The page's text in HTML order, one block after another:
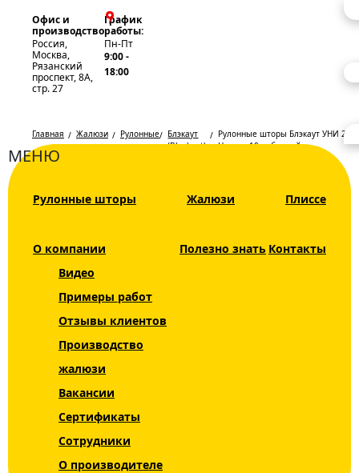
Офис и
производство
Россия,
Москва,
Рязанский
проспект, 8А,
стр. 27
График
работы:
Пн-Пт
9:00 -
18:00
МЕНЮ
Рулонные шторы Жалюзи Плиссе
О компании
Видео
Примеры работ
Отзывы клиентов
Производство
жалюзи
Вакансии
Сертификаты
Сотрудники
О производителе
Полезно знать Контакты
Главная Жалюзи
Рулонные
шторы
Блэкаут
(Blackout)
Рулонные шторы Блэкаут УНИ 2
Натали 10 небесный
Каталог
Рулонные шторы
Рольшторы
SLIM
День Ночь DUO
Уни - Uni 2 INTEGRA
BOX+
Рулонные шторы с
Рулонные
2 Блэкаут